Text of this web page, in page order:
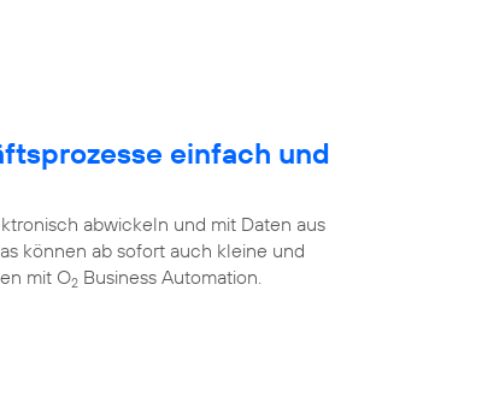
einfach und
abwickeln und mit Daten aus
können ab sofort auch kleine und
mit O2 Business Automation.